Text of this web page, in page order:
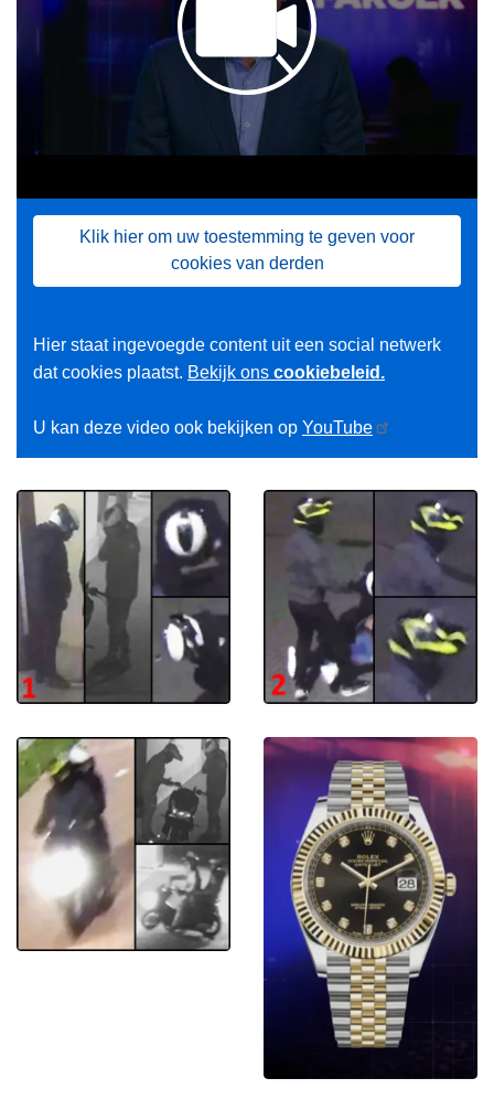
Klik hier om uw toestemming te geven voor
cookies van derden
Hier staat ingevoegde content uit een social netwerk
dat cookies plaatst. Bekijk ons cookiebeleid.
U kan deze video ook bekijken op YouTube